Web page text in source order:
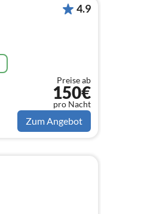
4.9
Preise ab
150€
pro Nacht
Zum Angebot